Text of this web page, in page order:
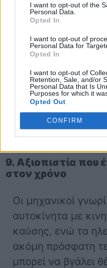
I want to opt-out of the
Personal Data.
Opted In
I want to opt-out of
Personal Data for
Opted In
I want to opt-out of
Retention, Sale, and/or
Personal Data that Is
Purposes for which it
Opted Out
CONFIRM
και θέλεις
«στραβή». Πλέον,
Ωστόσο, η
στην επαρχία,
παράδειγμα,θα
όλη την
που υπάρχουν
ώρα αναμονής για
φορτίζει.
9. Αξιοπιστία που
στον χρόνο
Οι μηχανικοί
αυτοκίνητα με
καύσης, ενώ τα
ακόμη πρόσφατη
μπορεί να βγάλει